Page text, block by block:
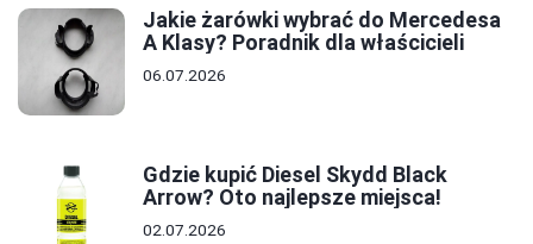
Jakie żarówki wybrać do Mercedesa
A Klasy? Poradnik dla właścicieli
06.07.2026
Gdzie kupić Diesel Skydd Black
Arrow? Oto najlepsze miejsca!
02.07.2026